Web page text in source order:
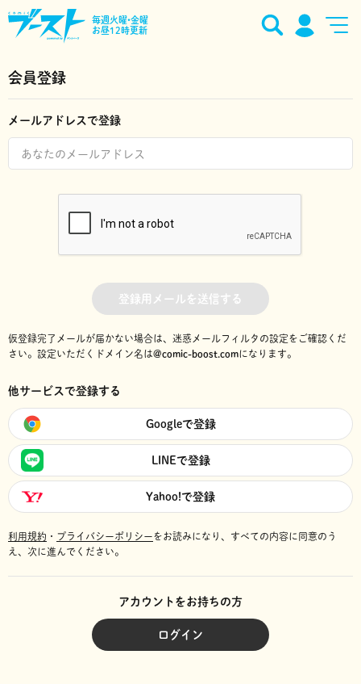
毎週火曜•金曜
お昼12時更新
会員登録
メールアドレスで登録
登録用メールを送信する
仮登録完了メールが届かない場合は、迷惑メールフィルタの設定をご確認くだ
さい。 設定いただくドメイン名は@comic-boost.comになります。
他サービスで登録する
Googleで登録
LINEで登録
Yahoo!で登録
利用規約 ・ プライバシーポリシーをお読みになり、 すべての内容に同意のう
え、次に進んでください。
アカウントをお持ちの方
ログイン